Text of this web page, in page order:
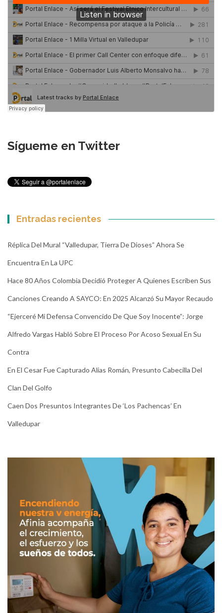
Sígueme en Twitter
Entradas recientes
Réplica Del Mural “Valledupar, Tierra De Dioses” Ahora Se
Encuentra En La UPC
Hace 80 Años Colombia Decidió Proteger A Quienes Escriben Sus
Canciones Creando A SAYCO: En 2025 Alcanzó Su Mayor Recaudo
“Ejerceré Mi Defensa Convencido De Que Soy Inocente”: Jorge
Alfredo Vargas Habló Sobre El Proceso Por Acoso Sexual En Su
Contra
En El Cesar Fue Capturado Alias Román, Presunto Cabecilla Del
Clan Del Golfo
Caen Dos Presuntos Integrantes De ‘Los Pachencas’ En
Valledupar